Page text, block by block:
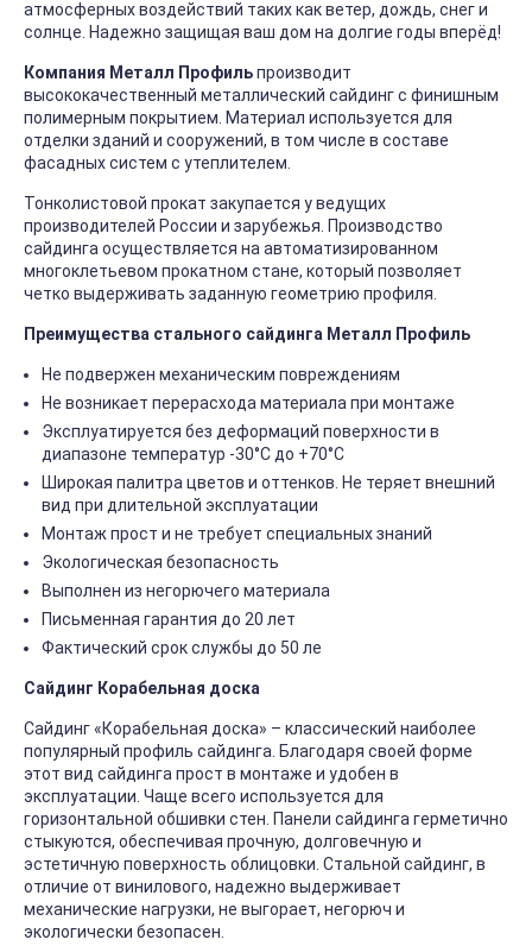
атмосферных воздействий таких как ветер, дождь, снег и
солнце. Надежно защищая ваш дом на долгие годы вперёд!
Компания Металл Профильпроизводит
высококачественный металлический сайдинг с финишным
полимерным покрытием. Материал используется для
отделки зданий и сооружений, в том числе в составе
фасадных систем с утеплителем.
Тонколистовой прокат закупается у ведущих
производителей России и зарубежья. Производство
сайдинга осуществляется на автоматизированном
многоклетьевом прокатном стане, который позволяет
четко выдерживать заданную геометрию профиля.
Преимущества стального сайдинга Металл Профиль
Не подвержен механическим повреждениям
Не возникает перерасхода материала при монтаже
Эксплуатируется без деформаций поверхности в
диапазоне температур -30°C до +70°C
Широкая палитра цветов и оттенков. Не теряет внешний
вид при длительной эксплуатации
Монтаж прост и не требует специальных знаний
Экологическая безопасность
Выполнен из негорючего материала
Письменная гарантия до 20 лет
Фактический срок службы до 50 ле
Сайдинг Корабельная доска
Сайдинг «Корабельная доска» – классический наиболее
популярный профиль сайдинга. Благодаря своей форме
этот вид сайдинга прост в монтаже и удобен в
эксплуатации. Чаще всего используется для
горизонтальной обшивки стен. Панели сайдинга герметично
стыкуются, обеспечивая прочную, долговечную и
эстетичную поверхность облицовки. Стальной сайдинг, в
отличие от винилового, надежно выдерживает
механические нагрузки, не выгорает, негорюч и
экологически безопасен.